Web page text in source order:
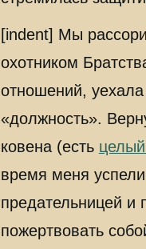
[indent] Мы
охотником
отношений,
«должность».
ковена (есть
время меня
предательницей и
пожертвовать